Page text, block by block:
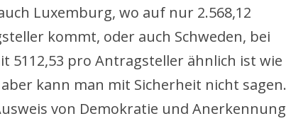
Luxemburg, wo auf nur 2.568,12
kommt, oder auch Schweden, bei
5112,53 pro Antragsteller ähnlich ist wie
kann man mit Sicherheit nicht sagen.
von Demokratie und Anerkennung